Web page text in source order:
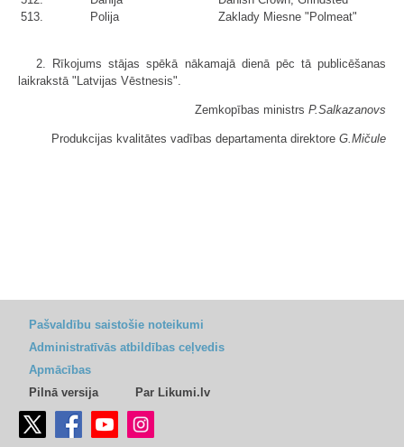
513.
Polija Zaklady Miesne "Polmeat"
2. Rīkojums stājas spēkā nākamajā dienā pēc tā publicēšanas
laikrakstā "Latvijas Vēstnesis".
Zemkopības ministrs P.Salkazanovs
Produkcijas kvalitātes vadības departamenta direktore G.Mičule
Pašvaldību saistošie noteikumi
Administratīvās atbildības ceļvedis
Apmācības
Pilnā versija
Par Likumi.lv